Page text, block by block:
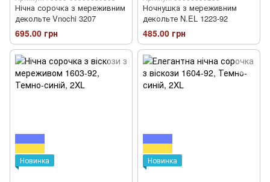
Нічна сорочка з мереживним
декольте Vnochi 3207
695.00 грн
Ночнушка з мереживним
декольте N.EL 1223-92
485.00 грн
Новинка Новинка